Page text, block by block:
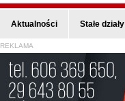
Aktualności Stałe działy
REKLAMA